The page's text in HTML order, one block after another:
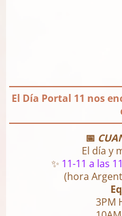
El Día Portal 11 nos
📅
El día y
✨ 11-11 a las
(hora
3PM